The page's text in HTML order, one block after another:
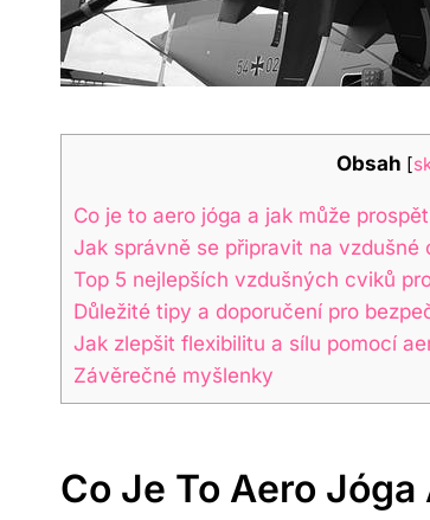
Obsah [
Co je to⁣ aero jóga ⁣a jak může
Jak správně ‍se připravit ‌na vzdušné
Top ‍5 nejlepších vzdušných cviků⁢
Důležité tipy a doporučení pro
Jak zlepšit flexibilitu ‌a sílu pomocí
Závěrečné myšlenky
Co Je To⁣ Aero